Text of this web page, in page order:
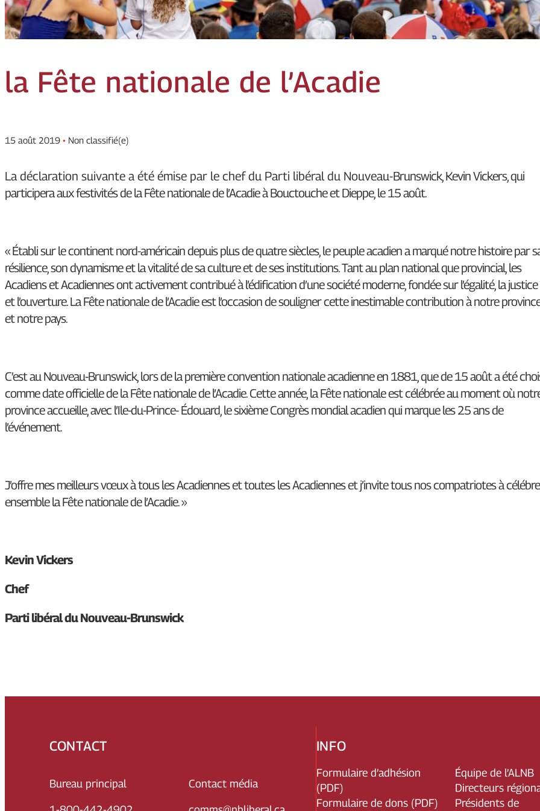
la Fête nationale de l’Acadie
15 août 2019 • Non classifié(e)
La déclaration suivante a été émise par le chef du Parti libéral du Nouveau-Brunswick, Kevin Vickers, qui
participera aux festivités de la Fête nationale de l’Acadie àBouctouche et Dieppe, le 15 août.
« Établi sur le continent nord-américain depuis plus de quatre siècles, le peuple acadien a marqué notre histoire par
résilience, son dynamisme et la vitalité de sa culture et de ses institutions. Tant au plan national que provincial, les
Acadiens et Acadiennes ont activement contribué à l’édification d’une société moderne, fondée sur l’égalité, la justice
et l’ouverture. La Fête nationale de l’Acadie est l’occasion de souligner cette inestimable contribution à notre
et notre pays.
C’est au Nouveau-Brunswick, lors de la première convention nationale acadienne en 1881, que de 15 août a été
comme date officielle de la Fête nationale de l’Acadie. Cette année, la Fête nationale est célébrée au moment où
province accueille, avec l’Ile-du-Prince- Édouard, le sixième Congrès mondial acadien qui marque les 25 ans de
l’événement.
J’offre mes meilleurs vœux à tous les Acadiennes et toutes les Acadiennes et j’invite tous nos compatriotes à
ensemble la Fête nationale de l’Acadie. »
Kevin Vickers
Chef
Parti libéral du Nouveau-Brunswick
CONTACT
Bureau principal Contact média
INFO
Formulaire d’adhésion
(PDF)
Formulaire de dons (PDF)
Équipe de l’ALNB
Directeurs
Présidents de